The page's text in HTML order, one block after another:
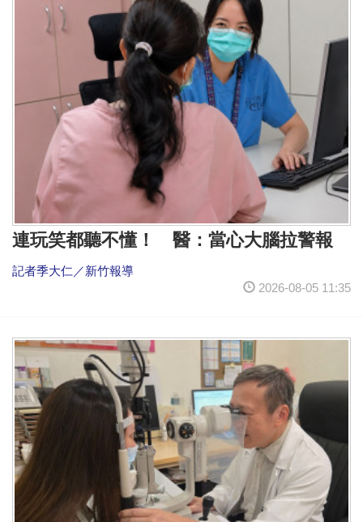
連玩笑都聽不懂！ 醫：當心大腦拉警報
記者季大仁／新竹報導
2026-08-05 11:35